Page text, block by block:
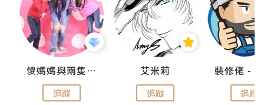
儍媽媽與兩隻小魔怪之家
追蹤
艾米莉
追蹤 追蹤